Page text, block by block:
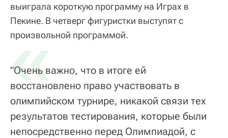
выиграла короткую программу на Играх в
Пекине. В четверг фигуристки выступят с
произвольной программой.
«
"Очень важно, что в итоге ей
восстановлено право участвовать в
олимпийском турнире, никакой связи тех
результатов тестирования, которые были
непосредственно перед Олимпиадой, с